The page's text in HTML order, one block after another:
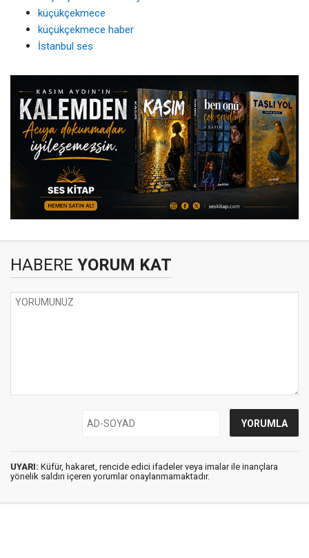
küçükçekmece
küçükçekmece haber
İstanbul ses
HABERE YORUM KAT
UYARI: Küfür, hakaret, rencide edici ifadeler veya imalar ile inançlara
yönelik saldırı içeren yorumlar onaylanmamaktadır.